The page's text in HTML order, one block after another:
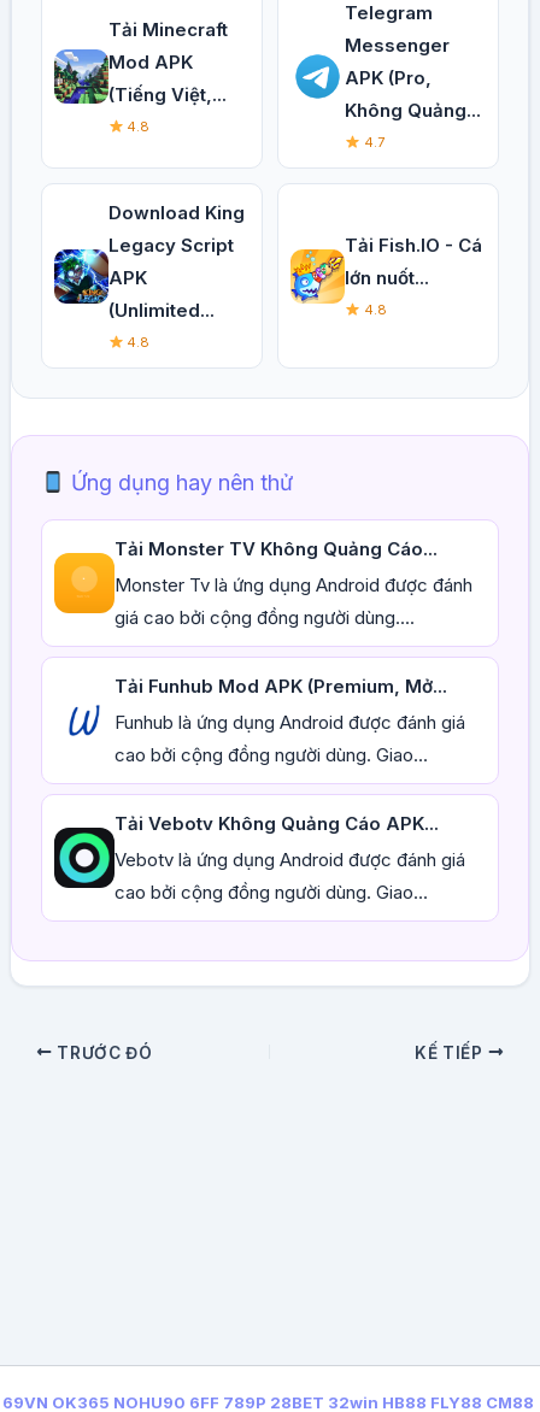
Tải Minecraft
Mod APK
(Tiếng Việt,...
4.8
Telegram
Messenger
APK (Pro,
Không Quảng...
4.7
Download King
Legacy Script
APK
(Unlimited...
4.8
Tải Fish.IO - Cá
lớn nuốt...
4.8
Ứng dụng hay nên thử
Tải Monster TV Không Quảng Cáo...
Monster Tv là ứng dụng Android được đánh
giá cao bởi cộng đồng người dùng....
Tải Funhub Mod APK (Premium, Mở...
Funhub là ứng dụng Android được đánh giá
cao bởi cộng đồng người dùng. Giao...
Tải Vebotv Không Quảng Cáo APK...
Vebotv là ứng dụng Android được đánh giá
cao bởi cộng đồng người dùng. Giao...
TRƯỚC ĐÓ KẾ TIẾP
69VN OK365 NOHU90 6FF 789P 28BET 32win HB88 FLY88 CM88